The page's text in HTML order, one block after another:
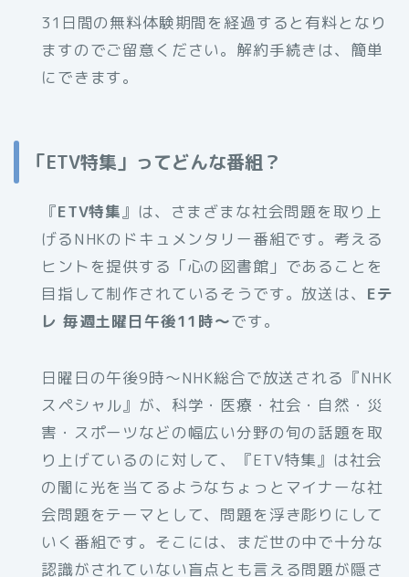
31日間の無料体験期間を経過すると有料となり
ますのでご留意ください。解約手続きは、簡単
にできます。
「ETV特集」ってどんな番組？
『ETV特集』は、さまざまな社会問題を取り上
げるNHKのドキュメンタリー番組です。考える
ヒントを提供する「心の図書館」であることを
目指して制作されているそうです。放送は、 Eテ
レ 毎週土曜日午後11時～です。
日曜日の午後9時～NHK総合で放送される『NHK
スペシャル』が、科学・医療・社会・自然・災
害・スポーツなどの幅広い分野の旬の話題を取
り上げているのに対して、『ETV特集』は社会
の闇に光を当てるようなちょっとマイナーな社
会問題をテーマとして、問題を浮き彫りにして
いく番組です。そこには、まだ世の中で十分な
認識がされていない盲点とも言える問題が隠さ